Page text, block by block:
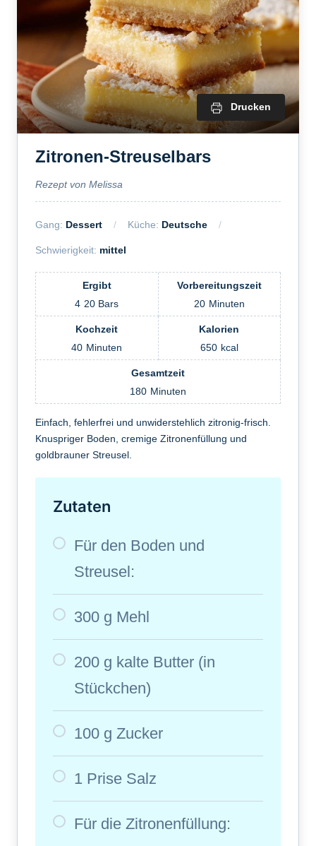
Drucken
Zitronen-Streuselbars
Rezept von Melissa
Gang: Dessert Küche: Deutsche
Schwierigkeit: mittel
Ergibt
4 20 Bars
Vorbereitungszeit
20 Minuten
Kochzeit
40 Minuten
Kalorien
650 kcal
Gesamtzeit
180 Minuten
Einfach, fehlerfrei und unwiderstehlich zitronig-frisch.
Knuspriger Boden, cremige Zitronenfüllung und
goldbrauner Streusel.
Zutaten
Für den Boden und
Streusel:
300 g Mehl
200 g kalte Butter (in
Stückchen)
100 g Zucker
1 Prise Salz
Für die Zitronenfüllung: